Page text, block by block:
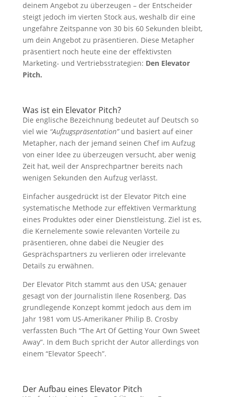
deinem Angebot zu überzeugen – der Entscheider
steigt jedoch im vierten Stock aus, weshalb dir eine
ungefähre Zeitspanne von 30 bis 60 Sekunden bleibt,
um dein Angebot zu präsentieren. Diese Metapher
präsentiert noch heute eine der effektivsten
Marketing- und Vertriebsstrategien: Den Elevator
Pitch.
Was ist ein Elevator Pitch?
Die englische Bezeichnung bedeutet auf Deutsch so
viel wie “Aufzugspräsentation”und basiert auf einer
Metapher, nach der jemand seinen Chef im Aufzug
von einer Idee zu überzeugen versucht, aber wenig
Zeit hat, weil der Ansprechpartner bereits nach
wenigen Sekunden den Aufzug verlässt.
Einfacher ausgedrückt ist der Elevator Pitch eine
systematische Methode zur effektiven Vermarktung
eines Produktes oder einer Dienstleistung. Ziel ist es,
die Kernelemente sowie relevanten Vorteile zu
präsentieren, ohne dabei die Neugier des
Gesprächspartners zu verlieren oder irrelevante
Details zu erwähnen.
Der Elevator Pitch stammt aus den USA; genauer
gesagt von der Journalistin Ilene Rosenberg. Das
grundlegende Konzept kommt jedoch aus dem im
Jahr 1981 vom US-Amerikaner Philip B. Crosby
verfassten Buch “The Art Of Getting Your Own Sweet
Away”. In dem Buch spricht der Autor allerdings von
einem “Elevator Speech”.
Der Aufbau eines Elevator Pitch